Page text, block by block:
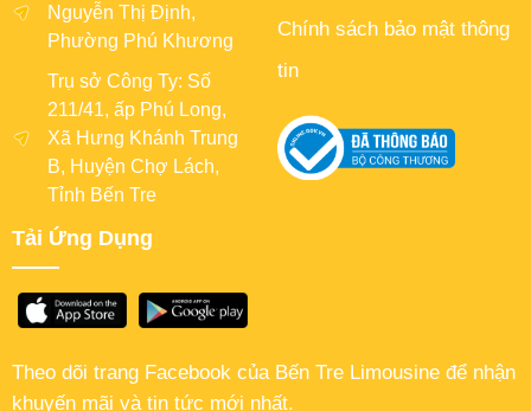
Nguyễn Thị Định,
Phường Phú Khương
Trụ sở Công Ty: Số
211/41, ấp Phú Long,
Xã Hưng Khánh Trung
B, Huyện Chợ Lách,
Tỉnh Bến Tre
Tải Ứng Dụng
Chính sách bảo mật thông
tin
Theo dõi trang Facebook của Bến Tre Limousine để nhận
khuyến mãi và tin tức mới nhất.